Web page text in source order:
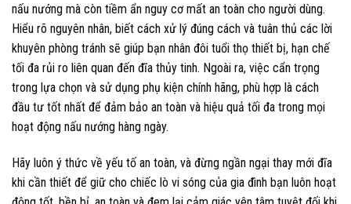
nấu nướng mà còn tiềm ẩn nguy cơ mất an toàn cho người dùng.
Hiểu rõ nguyên nhân, biết cách xử lý đúng cách và tuân thủ các lời
khuyên phòng tránh sẽ giúp bạn nhân đôi tuổi thọ thiết bị, hạn chế
tối đa rủi ro liên quan đến đĩa thủy tinh. Ngoài ra, việc cẩn trọng
trong lựa chọn và sử dụng phụ kiện chính hãng, phù hợp là cách
đầu tư tốt nhất để đảm bảo an toàn và hiệu quả tối đa trong mọi
hoạt động nấu nướng hàng ngày.
Hãy luôn ý thức về yếu tố an toàn, và đừng ngần ngại thay mới đĩa
khi cần thiết để giữ cho chiếc lò vi sóng của gia đình bạn luôn hoạt